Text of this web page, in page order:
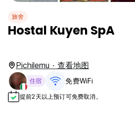
旅舍
Hostal Kuyen SpA
Pichilemu · 查看地图
住宿 免费WiFi
提前2天以上预订可免费取消。